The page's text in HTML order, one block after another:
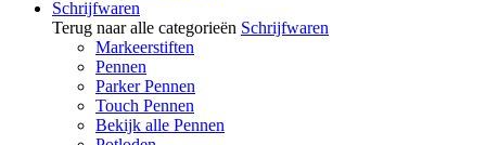
Schrijfwaren
Terug naar alle categorieën Schrijfwaren
Markeerstiften
Pennen
Parker Pennen
Touch Pennen
Bekijk alle Pennen